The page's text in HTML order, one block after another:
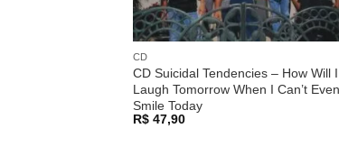
CD
CD Suicidal Tendencies – How Will I
Laugh Tomorrow When I Can’t Even
Smile Today
R$47,90